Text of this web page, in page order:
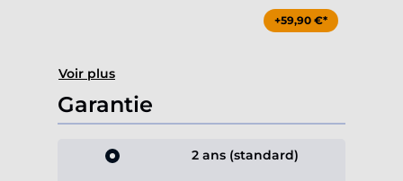
+59,90 €*
Voir plus
Garantie
2 ans (standard)